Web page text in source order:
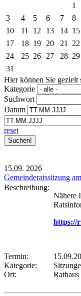
1
3
4 5 6 7 8
10
11 12 13 14 15
17
18 19 20 21 22
24
25 26 27 28 29
31
Hier können Sie gezielt
Kategorie
Suchwort
Datum
reset
15.09. 2026
Gemeinderatssitzung
Beschreibung:
Nähere
https://
Termin:
Kategorie:
Ort: